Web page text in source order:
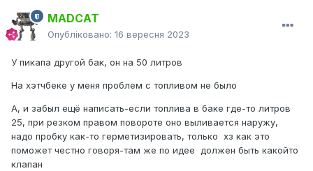
MADCAT
Опубліковано: 16 вересня 2023
У пикапа другой бак, он на 50 литров
На хэтчбеке у меня проблем с топливом не было
А, и забыл ещё написать-если топлива в баке где-то литров
25, при резком правом повороте оно выливается наружу,
надо пробку как-то герметизировать, только хз как это
поможет честно говоря-там же по идее должен быть какойто
клапан